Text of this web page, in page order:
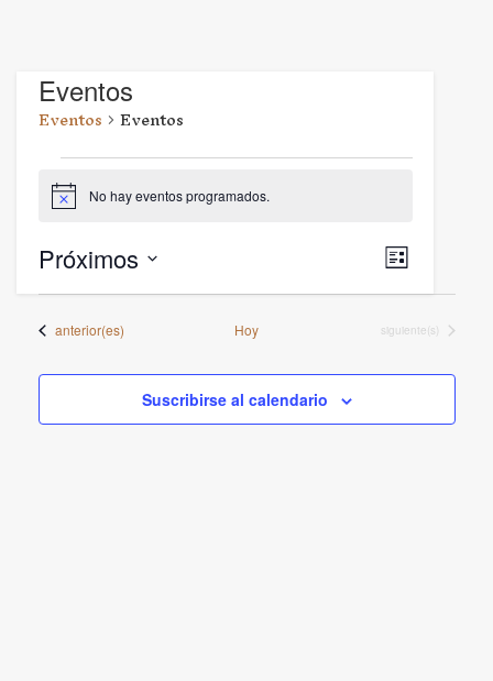
Eventos
Eventos Eventos
Eventos
Aviso No hay eventos programados.
de
vistas
de
Lista
Próximos
fecha.
Eventos
anterior(es) Hoy Eventos
siguiente(s)
Suscribirse al calendario